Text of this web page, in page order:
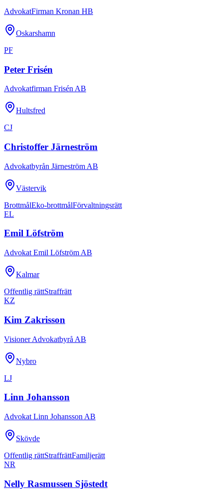
AdvokatFirman Kronan HB
Oskarshamn
PF
Peter Frisén
Advokatfirman Frisén AB
Hultsfred
CJ
Christoffer Järneström
Advokatbyrån Järneström AB
Västervik
BrottmålEko-brottmålFörvaltningsrätt
EL
Emil Löfström
Advokat Emil Löfström AB
Kalmar
Offentlig rättStraffrätt
KZ
Kim Zakrisson
Visioner Advokatbyrå AB
Nybro
LJ
Linn Johansson
Advokat Linn Johansson AB
Skövde
Offentlig rättStraffrättFamiljerätt
NR
Nelly Rasmussen Sjöstedt